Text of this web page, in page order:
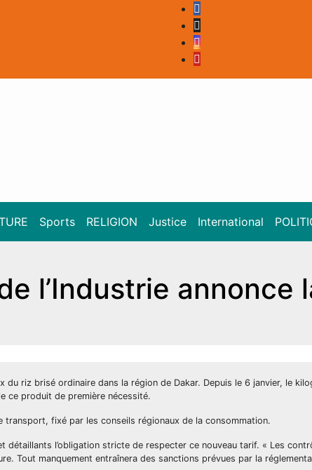
Sports RELIGION Justice International
l’Industrie annonce
du riz brisé ordinaire dans la région de Dakar. Depuis le 6 janvier, le
ce produit de première nécessité.
fixé par les conseils régionaux de la consommation.
l’obligation stricte de respecter ce nouveau tarif. « Les
Tout manquement entraînera des sanctions prévues par la